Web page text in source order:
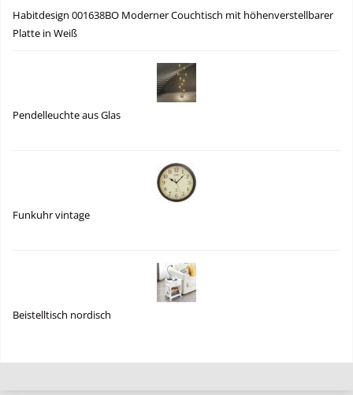
Habitdesign 001638BO Moderner Couchtisch mit höhenverstellbarer
Platte in Weiß
Pendelleuchte aus Glas
Funkuhr vintage
Beistelltisch nordisch